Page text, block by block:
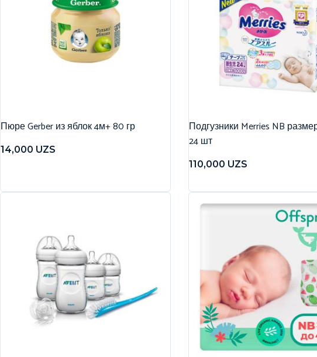
Пюре Gerber из яблок 4м+ 80 гр
14,000 UZS
Подгузники Merries NB
24 шт
110,000 UZS